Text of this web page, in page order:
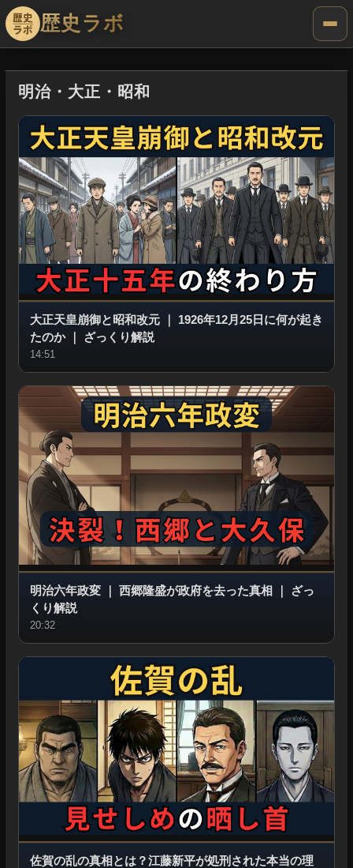
歴史ラボ
明治・大正・昭和
大正天皇崩御と昭和改元｜ 1926年12月25日に何が起き
たのか｜ ざっくり解説
14:51
明治六年政変｜ 西郷隆盛が政府を去った真相 ｜
ざっ
くり解説
20:32
佐賀の乱の真相とは？江藤新平が処刑された本当の理